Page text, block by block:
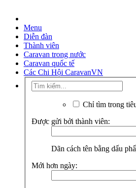
Menu
Diễn đàn
Thành viên
Caravan trong nước
Caravan quốc tế
Các Chi Hội CaravanVN
Chỉ tìm trong
Được gửi bởi thành viên:
Dãn cách tên bằng dấu
Mới hơn ngày: